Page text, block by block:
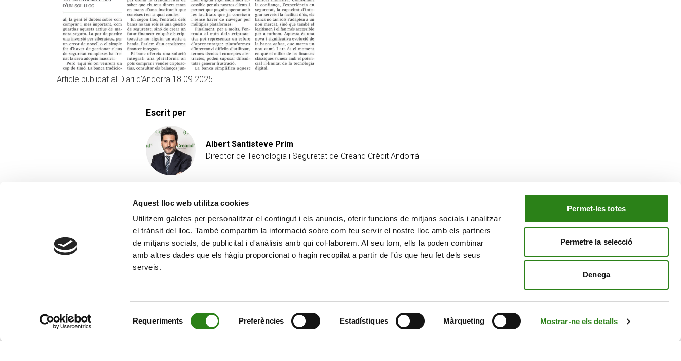
Aquest lloc web utilitza cookies
Utilitzem galetes per personalitzar el contingut i els anuncis, oferir funcions de mitjans socials i analitzar
el trànsit del lloc. També compartim la informació sobre com feu servir el nostre lloc amb els partners
de mitjans socials, de publicitat i d'anàlisis amb qui col·laborem. Al seu torn, ells la poden combinar
amb altres dades que els hàgiu proporcionat o hagin recopilat a partir de l'ús que heu fet dels seus
serveis.
Requeriments Preferències Estadístiques Màrqueting Mostrar-ne els detalls
Permet-les totes
Permetre la selecció
Denega
Article publicat al Diari d’Andorra 18.09.2025
Escrit per
Albert Santisteve Prim
Director de Tecnologia i Seguretat de Creand Crèdit Andorrà
CONTACTE
MÉS CREAND
Actualitat
EL NOSTRE GRUP
Creand Wealth Management EE. UU.